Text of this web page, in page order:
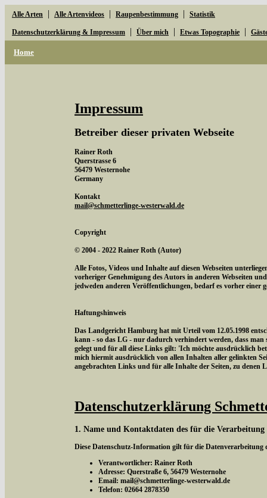
Alle Arten | Alle Artenvideos | Raupenbestimmung | Statistik
Datenschutzerklärung & Impressum | Über mich | Etwas Topographie |
Home
Impressum
Betreiber dieser privaten Webseite
Rainer Roth
Querstrasse 6
56479 Westernohe
Germany
Kontakt
mail@schmetterlinge-westerwald.de
Copyright
© 2004 - 2022 Rainer Roth (Autor)
Alle Fotos, Videos und Inhalte auf diesen Webseiten
vorheriger Genehmigung des Autors in anderen Webseiten
jedweden anderen Veröffentlichungen, bedarf es vorher einer
Haftungshinweis
Das Landgericht Hamburg hat mit Urteil vom 12.05.1998
kann - so das LG - nur dadurch verhindert werden, dass
gelegt und für all diese Links gilt: 'Ich möchte ausdrücklich
mich hiermit ausdrücklich von allen Inhalten aller gelinkten
angebrachten Links und für alle Inhalte der Seiten, zu denen
Datenschutzerklärung
1. Name und Kontaktdaten des für die
Diese Datenschutz-Information gilt für die Datenverarbeitung
Verantwortlicher: Rainer Roth
Adresse: Querstraße 6, 56479 Westernohe
Email: mail@schmetterlinge-westerwald.de
Telefon: 02664 2878350